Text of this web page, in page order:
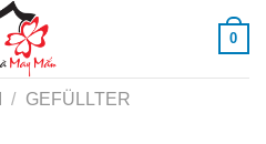
0
/ GEFÜLLTER